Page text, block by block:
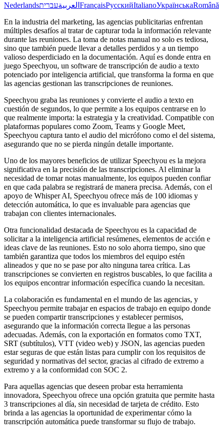
Nederlands
العربيةעברית FrançaisРусскийItalianoУкраїнськаRomână
En la industria del marketing, las agencias publicitarias enfrentan
múltiples desafíos al tratar de capturar toda la información relevante
durante las reuniones. La toma de notas manual no solo es tediosa,
sino que también puede llevar a detalles perdidos y a un tiempo
valioso desperdiciado en la documentación. Aquí es donde entra en
juego Speechyou, un software de transcripción de audio a texto
potenciado por inteligencia artificial, que transforma la forma en que
las agencias gestionan las transcripciones de reuniones.
Speechyou graba las reuniones y convierte el audio a texto en
cuestión de segundos, lo que permite a los equipos centrarse en lo
que realmente importa: la estrategia y la creatividad. Compatible con
plataformas populares como Zoom, Teams y Google Meet,
Speechyou captura tanto el audio del micrófono como el del sistema,
asegurando que no se pierda ningún detalle importante.
Uno de los mayores beneficios de utilizar Speechyou es la mejora
significativa en la precisión de las transcripciones. Al eliminar la
necesidad de tomar notas manualmente, los equipos pueden confiar
en que cada palabra se registrará de manera precisa. Además, con el
apoyo de Whisper AI, Speechyou ofrece más de 100 idiomas y
detección automática, lo que es invaluable para agencias que
trabajan con clientes internacionales.
Otra funcionalidad destacada de Speechyou es la capacidad de
solicitar a la inteligencia artificial resúmenes, elementos de acción e
ideas clave de las reuniones. Esto no solo ahorra tiempo, sino que
también garantiza que todos los miembros del equipo estén
alineados y que no se pase por alto ninguna tarea crítica. Las
transcripciones se convierten en registros buscables, lo que facilita a
los equipos encontrar información específica cuando la necesitan.
La colaboración es fundamental en el mundo de las agencias, y
Speechyou permite trabajar en espacios de trabajo en equipo donde
se pueden compartir transcripciones y establecer permisos,
asegurando que la información correcta llegue a las personas
adecuadas. Además, con la exportación en formatos como TXT,
SRT (subtítulos), VTT (video web) y JSON, las agencias pueden
estar seguras de que están listas para cumplir con los requisitos de
seguridad y normativas del sector, gracias al cifrado de extremo a
extremo y a la conformidad con SOC 2.
Para aquellas agencias que deseen probar esta herramienta
innovadora, Speechyou ofrece una opción gratuita que permite hasta
3 transcripciones al día, sin necesidad de tarjeta de crédito. Esto
brinda a las agencias la oportunidad de experimentar cómo la
transcripción automática puede transformar su flujo de trabajo.